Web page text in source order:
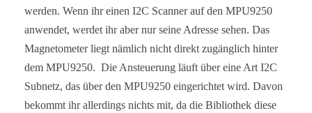
Serial.println("Gyroscope raw values
  Serial.print("   ");
  Serial.print(gyrRaw.y);
  Serial.print("   ");
  Serial.println(gyrRaw.z);
Serial.println("Corrected gyroscope raw values
  Serial.print(corrGyrRaw.x);
werden. Wenn ihr einen I2C Scanner auf den MPU9250
anwendet, werdet ihr aber nur seine Adresse sehen. Das
Magnetometer liegt nämlich nicht direkt zugänglich hinter
dem MPU9250. Die Ansteuerung läuft über eine Art I2C
Subnetz, das über den MPU9250 eingerichtet wird. Davon
bekommt ihr allerdings nichts mit, da die Bibliothek diese